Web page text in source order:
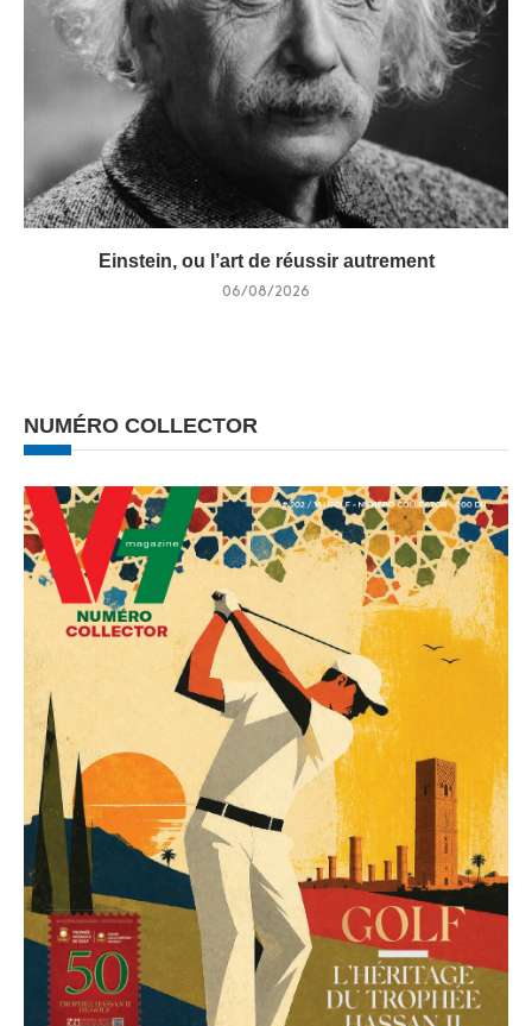
Einstein, ou l’art de réussir autrement
06/08/2026
NUMÉRO COLLECTOR